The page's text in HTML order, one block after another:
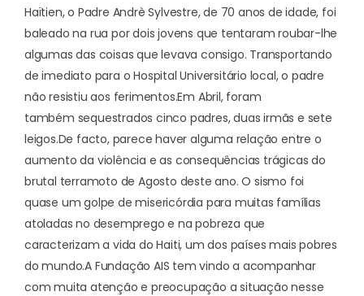
Haïtien, o Padre Andrè Sylvestre, de 70 anos de idade, foi
baleado na rua por dois jovens que tentaram roubar-lhe
algumas das coisas que levava consigo. Transportando
de imediato para o Hospital Universitário local, o padre
não resistiu aos ferimentos.Em Abril, foram
também sequestrados cinco padres, duas irmãs e sete
leigos.De facto, parece haver alguma relação entre o
aumento da violência e as consequências trágicas do
brutal terramoto de Agosto deste ano. O sismo foi
quase um golpe de misericórdia para muitas famílias
atoladas no desemprego e na pobreza que
caracterizam a vida do Haiti, um dos países mais pobres
do mundo.A Fundação AIS tem vindo a acompanhar
com muita atenção e preocupação a situação nesse